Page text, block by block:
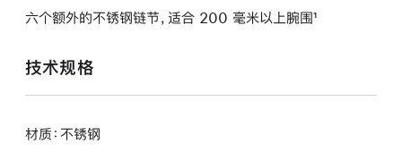
六个额外的不锈钢链节，适合 200 毫米以上腕围¹
技术规格
材质：不锈钢